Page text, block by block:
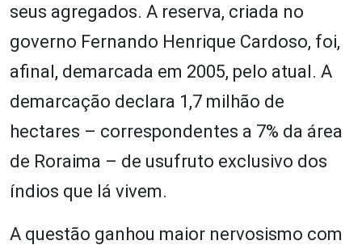
seus agregados. A reserva, criada no
governo Fernando Henrique Cardoso, foi,
afinal, demarcada em 2005, pelo atual. A
demarcação declara 1,7 milhão de
hectares – correspondentes a 7% da área
de Roraima – de usufruto exclusivo dos
índios que lá vivem.
A questão ganhou maior nervosismo com